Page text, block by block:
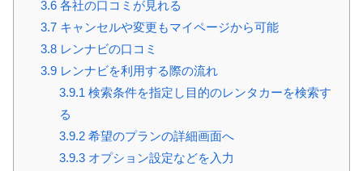
3.6各社の口コミが見れる
3.7キャンセルや変更もマイページから可能
3.8レンナビの口コミ
3.9レンナビを利用する際の流れ
3.9.1 検索条件を指定し目的のレンタカーを検索す
る
3.9.2希望のプランの詳細画面へ
3.9.3オプション設定などを入力